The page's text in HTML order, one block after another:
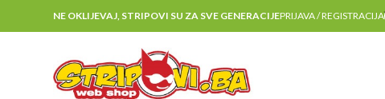
NE OKLIJEVAJ, STRIPOVI SU ZA SVE GENERACIJEPRIJAVA / REGISTRACIJA